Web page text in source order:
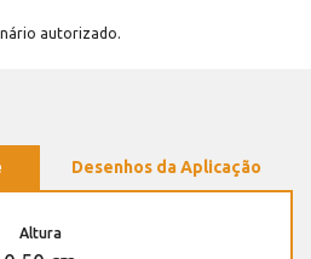
autorizado.
Desenhos da Aplicação
Altura